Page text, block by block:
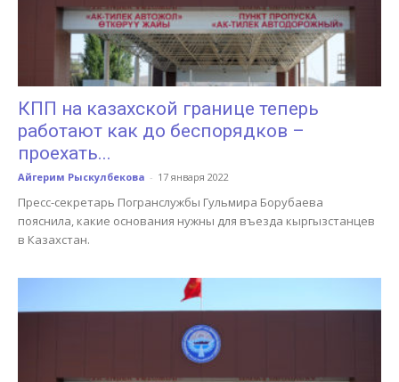
КПП на казахской границе теперь
работают как до беспорядков –
проехать...
Айгерим Рыскулбекова - 17 января 2022
Пресс-секретарь Погранслужбы Гульмира Борубаева
пояснила, какие основания нужны для въезда кыргызстанцев
в Казахстан.